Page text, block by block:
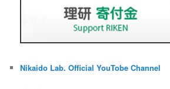
Nikaido Lab. Official YouTobe Channel